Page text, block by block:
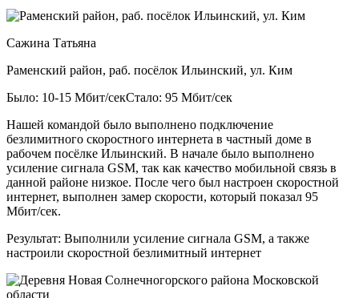
Сажина Татьяна
Раменский район, раб. посёлок Ильинский, ул. Ким
Было: 10-15 Мбит/секСтало: 95 Мбит/сек
Нашей командой было выполнено подключение
безлимитного скоростного интернета в частный доме в
рабочем посёлке Ильинский. В начале было выполнено
усиление сигнала GSM, так как качество мобильной связь в
данной районе низкое. После чего был настроен скоростной
интернет, выполнен замер скорости, который показал 95
Мбит/сек.
Результат: Выполнили усиление сигнала GSM, а также
настроили скоростной безлимитный интернет